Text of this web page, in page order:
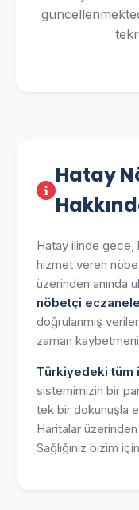
Hatay
Hatay ilinde gece,
hizmet veren
üzerinden anında
nöbetçi
doğrulanmış
zaman
Türkiyedeki tüm
sistemimizin bir
tek bir dokunuşla
Haritalar
Sağlığınız bizim